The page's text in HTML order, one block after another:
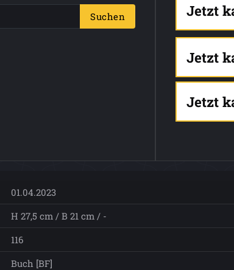
Suchen Jetzt
Jetzt
Jetzt
01.04.2023
H 27,5 cm / B 21 cm / -
116
Buch [BF]